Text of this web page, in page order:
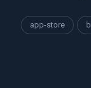
app-store